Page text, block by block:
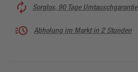
Sorglos, 90 Tage Umtauschgarantie
Abholung im Markt in 2 Stunden